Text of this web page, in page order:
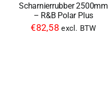
Scharnierrubber 2500mm
– R&B Polar Plus
€82,58 excl. BTW